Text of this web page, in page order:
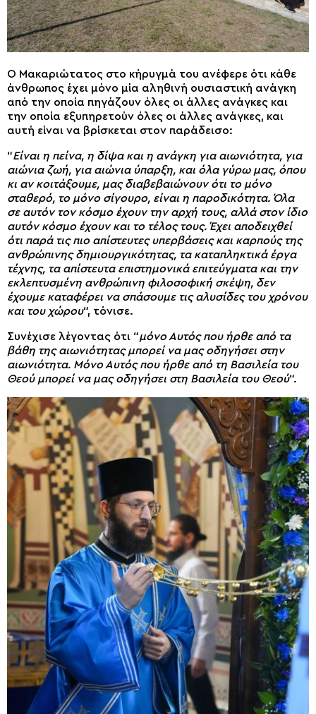
Ο Μακαριώτατος στο κήρυγμά του ανέφερε ότι κάθε
άνθρωπος έχει μόνο μία αληθινή ουσιαστική ανάγκη
από την οποία πηγάζουν όλες οι άλλες ανάγκες και
την οποία εξυπηρετούν όλες οι άλλες ανάγκες, και
αυτή είναι να βρίσκεται στον παράδεισο:
“Είναι η πείνα, η δίψα και η ανάγκη για αιωνιότητα, για
αιώνια ζωή, για αιώνια ύπαρξη, και όλα γύρω μας, όπου
κι αν κοιτάξουμε, μας διαβεβαιώνουν ότι το μόνο
σταθερό, το μόνο σίγουρο, είναι η παροδικότητα. Όλα
σε αυτόν τον κόσμο έχουν την αρχή τους, αλλά στον ίδιο
αυτόν κόσμο έχουν και το τέλος τους. Έχει αποδειχθεί
ότι παρά τις πιο απίστευτες υπερβάσεις και καρπούς της
ανθρώπινης δημιουργικότητας, τα καταπληκτικά έργα
τέχνης, τα απίστευτα επιστημονικά επιτεύγματα και την
εκλεπτυσμένη ανθρώπινη φιλοσοφική σκέψη, δεν
έχουμε καταφέρει να σπάσουμε τις αλυσίδες του χρόνου
και του χώρου“, τόνισε.
Συνέχισε λέγοντας ότι “μόνο Αυτός που ήρθε από τα
βάθη της αιωνιότητας μπορεί να μας οδηγήσει στην
αιωνιότητα. Μόνο Αυτός που ήρθε από τη Βασιλεία του
Θεού μπορεί να μας οδηγήσει στη Βασιλεία του Θεού“.